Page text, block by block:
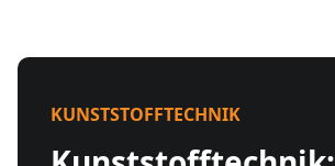
KUNSTSTOFFTECHNIK